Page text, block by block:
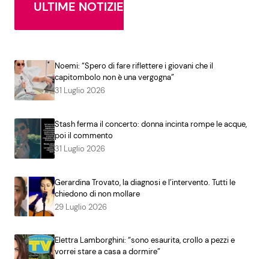
ULTIME NOTIZIE
Noemi: “Spero di fare riflettere i giovani che il
capitombolo non è una vergogna”
31 Luglio 2026
Stash ferma il concerto: donna incinta rompe le acque,
poi il commento
31 Luglio 2026
Gerardina Trovato, la diagnosi e l’intervento. Tutti le
chiedono di non mollare
29 Luglio 2026
Elettra Lamborghini: “sono esaurita, crollo a pezzi e
vorrei stare a casa a dormire”